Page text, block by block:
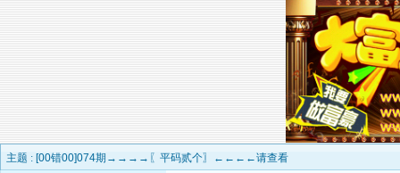
主题 : [00错00]074期→→→→〖平码贰个〗←←←←请查看